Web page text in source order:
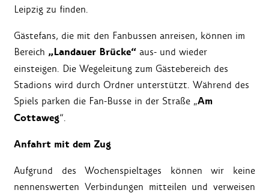
Leipzig zu finden.
Gästefans, die mit den Fanbussen anreisen, können im
Bereich „Landauer Brücke“ aus- und wieder
einsteigen. Die Wegeleitung zum Gästebereich des
Stadions wird durch Ordner unterstützt. Während des
Spiels parken die Fan-Busse in der Straße „Am
Cottaweg“.
Anfahrt mit dem Zug
Aufgrund des Wochenspieltages können wir keine
nennenswerten Verbindungen mitteilen und verweisen